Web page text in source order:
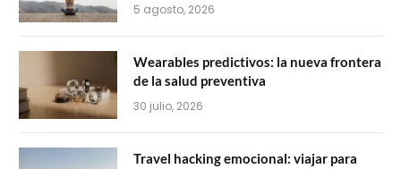
5 agosto, 2026
Wearables predictivos: la nueva frontera
de la salud preventiva
30 julio, 2026
Travel hacking emocional: viajar para